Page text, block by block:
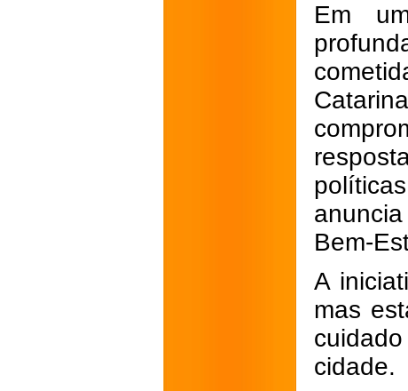
Em
Bem-
A
mas
cidade.